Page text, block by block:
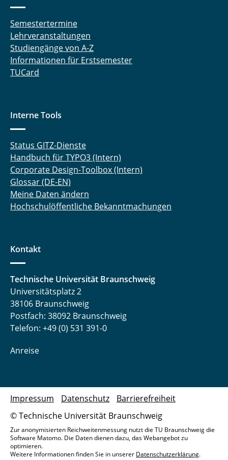
Semestertermine
Lehrveranstaltungen
Studiengänge von A-Z
Informationen für Erstsemester
TUCard
Interne Tools
Status GITZ-Dienste
Handbuch für TYPO3 (Intern)
Corporate Design-Toolbox (Intern)
Glossar (DE-EN)
Meine Daten ändern
Hochschulöffentliche Bekanntmachungen
Kontakt
Technische Universität Braunschweig
Universitätsplatz 2
38106 Braunschweig
Postfach: 38092 Braunschweig
Telefon: +49 (0) 531 391-0
Anreise
© Technische Universität Braunschweig
Impressum Datenschutz Barrierefreiheit
Zur anonymisierten Reichweitenmessung nutzt die TU Braunschweig die
Software Matomo. Die Daten dienen dazu, das Webangebot zu
optimieren.
Weitere Informationen finden Sie in unserer Datenschutzerklärung.